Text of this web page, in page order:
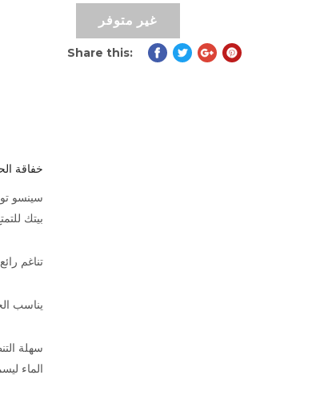
خفاقة
سينسو
بيتك
تناغم
يناسب
سهلة
الماء
Share this: